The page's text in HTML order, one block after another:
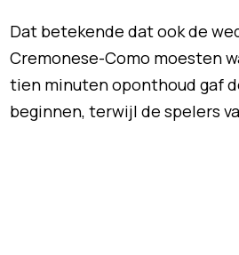
Dat betekende dat ook de
Cremonese-Como moesten
tien minuten oponthoud gaf
beginnen, terwijl de spelers